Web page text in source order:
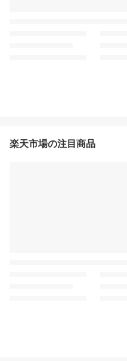
楽天市場の注目商品